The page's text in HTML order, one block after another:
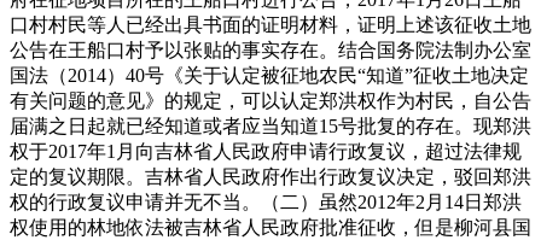
口村村民等人已经出具书面的证明材料，证明上述该征收土地
公告在王船口村予以张贴的事实存在。结合国务院法制办公室
国法（2014）40号《关于认定被征地农民“知道”征收土地决定
有关问题的意见》的规定，可以认定郑洪权作为村民，自公告
届满之日起就已经知道或者应当知道15号批复的存在。现郑洪
权于2017年1月向吉林省人民政府申请行政复议，超过法律规
定的复议期限。吉林省人民政府作出行政复议决定，驳回郑洪
权的行政复议申请并无不当。（二）虽然2012年2月14日郑洪
权使用的林地依法被吉林省人民政府批准征收，但是柳河县国